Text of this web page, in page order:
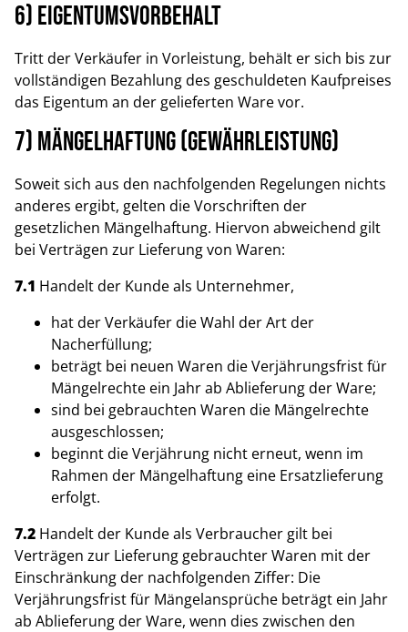
6) Eigentumsvorbehalt
Tritt der Verkäufer in Vorleistung, behält er sich bis zur
vollständigen Bezahlung des geschuldeten Kaufpreises
das Eigentum an der gelieferten Ware vor.
7) Mängelhaftung (Gewährleistung)
Soweit sich aus den nachfolgenden Regelungen nichts
anderes ergibt, gelten die Vorschriften der
gesetzlichen Mängelhaftung. Hiervon abweichend gilt
bei Verträgen zur Lieferung von Waren:
7.1 Handelt der Kunde als Unternehmer,
hat der Verkäufer die Wahl der Art der
Nacherfüllung;
beträgt bei neuen Waren die Verjährungsfrist für
Mängelrechte ein Jahr ab Ablieferung der Ware;
sind bei gebrauchten Waren die Mängelrechte
ausgeschlossen;
beginnt die Verjährung nicht erneut, wenn im
Rahmen der Mängelhaftung eine Ersatzlieferung
erfolgt.
7.2 Handelt der Kunde als Verbraucher gilt bei
Verträgen zur Lieferung gebrauchter Waren mit der
Einschränkung der nachfolgenden Ziffer: Die
Verjährungsfrist für Mängelansprüche beträgt ein Jahr
ab Ablieferung der Ware, wenn dies zwischen den